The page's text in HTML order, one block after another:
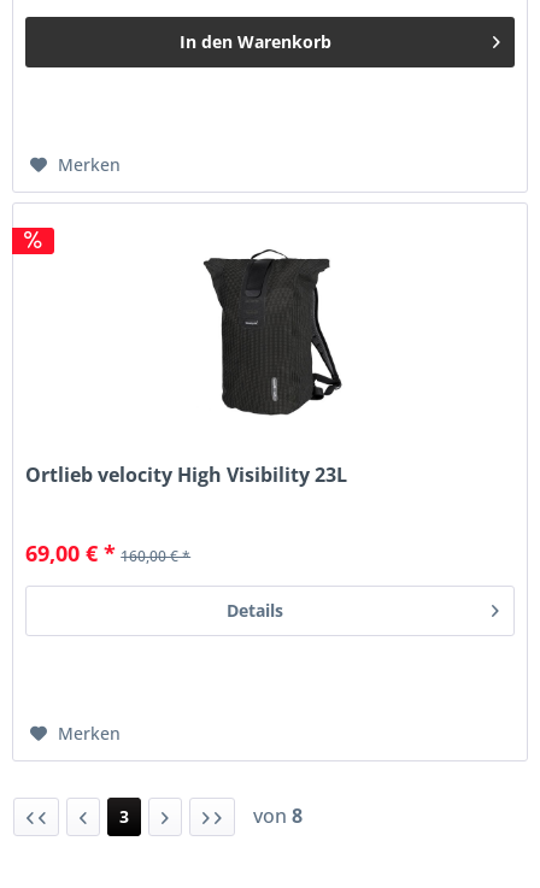
In den Warenkorb
Merken
Ortlieb velocity High Visibility 23L
69,00 € * 160,00 € *
Details
Merken
3 von 8